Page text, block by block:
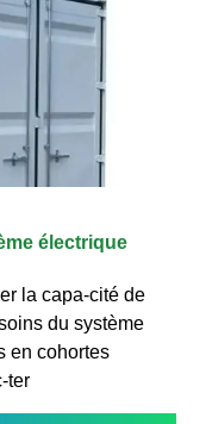
électrique
la capa-cité de
du système
en cohortes
ter